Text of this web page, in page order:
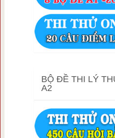
BỘ ĐỀ THI LÝ
A2